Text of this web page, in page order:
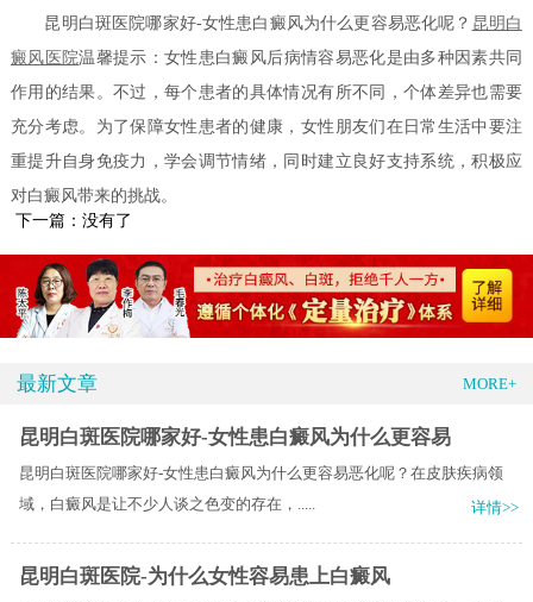
昆明白斑医院哪家好-女性患白癜风为什么更容易恶化呢？ 昆明白
癜风医院温馨提示：女性患白癜风后病情容易恶化是由多种因素共同
作用的结果。不过，每个患者的具体情况有所不同，个体差异也需要
充分考虑。为了保障女性患者的健康，女性朋友们在日常生活中要注
重提升自身免疫力，学会调节情绪，同时建立良好支持系统，积极应
对白癜风带来的挑战。
下一篇：没有了
最新文章 MORE+
昆明白斑医院哪家好-女性患白癜风为什么更容易
昆明白斑医院哪家好-女性患白癜风为什么更容易恶化呢？在皮肤疾病领
域，白癜风是让不少人谈之色变的存在，.....
详情>>
昆明白斑医院-为什么女性容易患上白癜风